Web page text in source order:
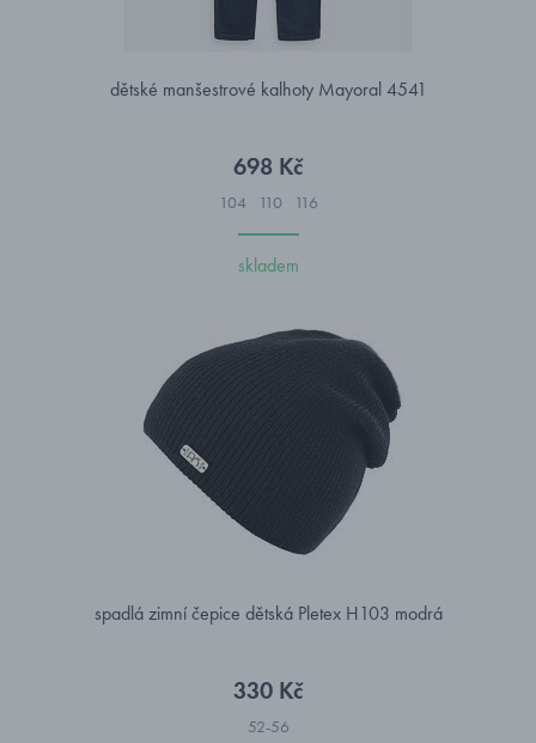
dětské manšestrové kalhoty Mayoral 4541
698 Kč
104 110 116
skladem
spadlá zimní čepice dětská Pletex H103 modrá
330 Kč
52-56